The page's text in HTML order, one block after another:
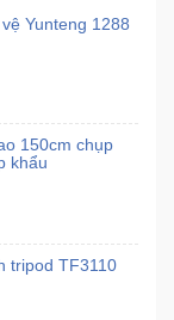
Yunteng 1288
150cm chụp
khẩu
tripod TF3110